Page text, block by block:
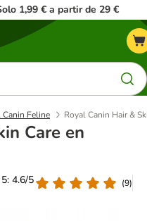
1,99 € a partir de 29 €
Canin Feline Royal Canin Hair &
Care en
4.6/5
(9)